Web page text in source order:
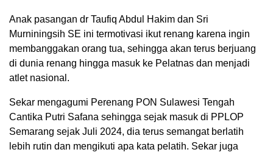
Anak pasangan dr Taufiq Abdul Hakim dan Sri
Murniningsih SE ini termotivasi ikut renang karena ingin
membanggakan orang tua, sehingga akan terus berjuang
di dunia renang hingga masuk ke Pelatnas dan menjadi
atlet nasional.
Sekar mengagumi Perenang PON Sulawesi Tengah
Cantika Putri Safana sehingga sejak masuk di PPLOP
Semarang sejak Juli 2024, dia terus semangat berlatih
lebih rutin dan mengikuti apa kata pelatih. Sekar juga